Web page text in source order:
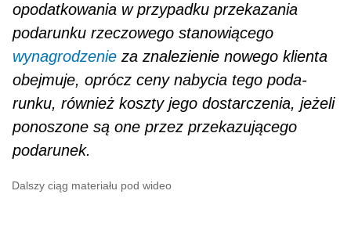
opodatkowania w przypadku przekazania
podarunku rzeczowego sta­nowiącego
wynagrodzenie za znalezienie nowego klienta
obejmuje, oprócz ceny nabycia tego poda­
runku, również koszty jego dostarczenia, jeżeli
ponoszone są one przez przekazującego
podarunek.
Dalszy ciąg materiału pod wideo